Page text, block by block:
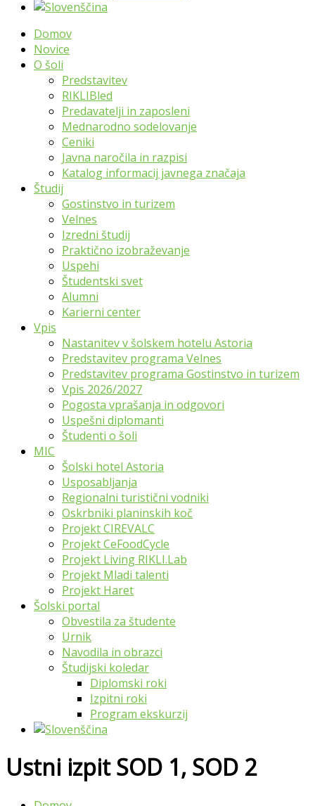
Domov
Novice
O šoli
Predstavitev
RIKLIBled
Predavatelji in zaposleni
Mednarodno sodelovanje
Ceniki
Javna naročila in razpisi
Katalog informacij javnega značaja
Študij
Gostinstvo in turizem
Velnes
Izredni študij
Praktično izobraževanje
Uspehi
Študentski svet
Alumni
Karierni center
Vpis
Nastanitev v šolskem hotelu Astoria
Predstavitev programa Velnes
Predstavitev programa Gostinstvo in turizem
Vpis 2026/2027
Pogosta vprašanja in odgovori
Uspešni diplomanti
Študenti o šoli
MIC
Šolski hotel Astoria
Usposabljanja
Regionalni turistični vodniki
Oskrbniki planinskih koč
Projekt CIREVALC
Projekt CeFoodCycle
Projekt Living RIKLI.Lab
Projekt Mladi talenti
Projekt Haret
Šolski portal
Obvestila za študente
Urnik
Navodila in obrazci
Študijski koledar
Diplomski roki
Izpitni roki
Program ekskurzij
Ustni izpit SOD 1, SOD 2